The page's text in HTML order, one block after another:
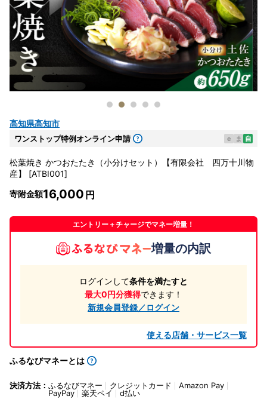
高知県高知市
ワンストップ特例オンライン申請 e ま 自
松葉焼き かつおたたき（小分けセット）【有限会社 四万十川物
産】 [ATBI001]
寄附金額16,000
エントリー＋チャージでマネー増量！
増量の内訳
ログインして条件を満たすと
最大0円分獲得できます！
新規会員登録／ログイン
使える店舗・サービス一覧
ふるなびマネーとは
決済方法： ふるなびマネー クレジットカード
Amazon Pay
PayPay
楽天ペイ d払い